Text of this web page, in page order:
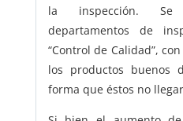
la inspección. Se
departamentos de
“Control de Calidad”,
los productos buenos
forma que éstos no